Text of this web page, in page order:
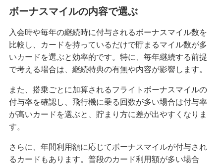
ボーナスマイルの内容で選ぶ
入会時や毎年の継続時に付与されるボーナスマイル数を
比較し、カードを持っているだけで貯まるマイル数が多
いカードを選ぶと効率的です。特に、毎年継続する前提
で考える場合は、継続特典の有無や内容が影響します。
また、搭乗ごとに加算されるフライトボーナスマイルの
付与率を確認し、飛行機に乗る回数が多い場合は付与率
が高いカードを選ぶと、貯まり方に差が出やすくなりま
す。
さらに、年間利用額に応じてボーナスマイルが付与され
るカードもあります。普段のカード利用額が多い場合